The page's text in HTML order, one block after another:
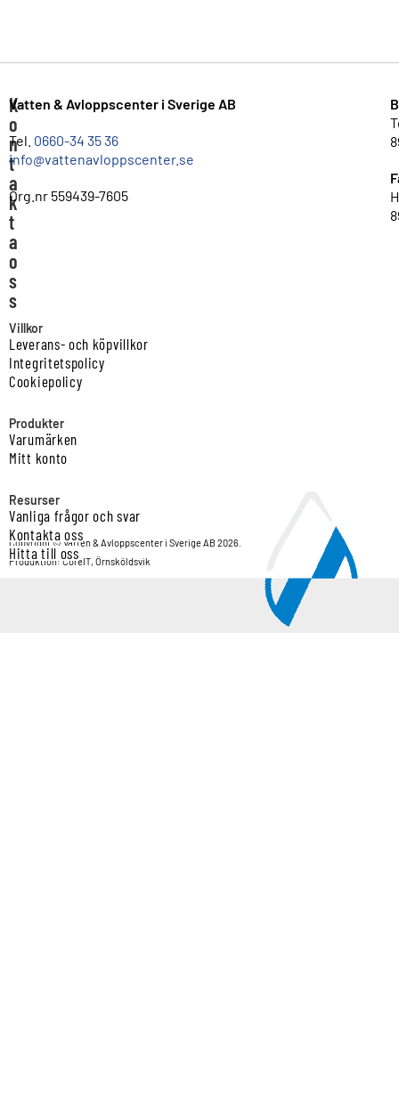
K
o
n
t
a
k
t
a
o
s
s
Vatten & Avloppscenter i Sverige AB
Tel. 0660-34 35 36
info@vattenavloppscenter.se
Org.nr 559439-7605
Villkor
Leverans- och köpvillkor
Integritetspolicy
Cookiepolicy
Produkter
Varumärken
Mitt konto
Resurser
Vanliga frågor och svar
Kontakta oss
Hitta till oss
Copyright © Vatten & Avloppscenter i Sverige AB 2026.
Produktion: CoreIT, Örnsköldsvik